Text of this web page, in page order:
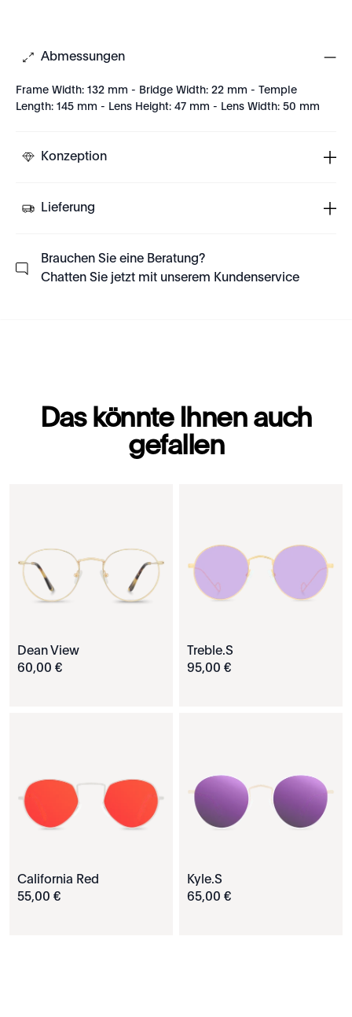
Abmessungen
Frame Width: 132 mm - Bridge Width: 22 mm - Temple
Length: 145 mm - Lens Height: 47 mm - Lens Width: 50 mm
Konzeption
Lieferung
Brauchen Sie eine Beratung?
Chatten Sie jetzt mit unserem Kundenservice
Das könnte Ihnen auch
gefallen
Dean View
60,00 €
Treble.S
95,00 €
California Red
55,00 €
Kyle.S
65,00 €